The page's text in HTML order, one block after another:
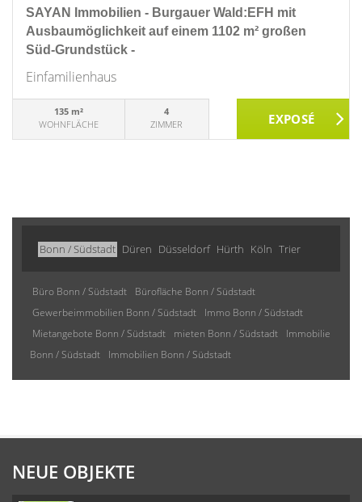
SAYAN Immobilien - Burgauer Wald:EFH mit
Ausbaumöglichkeit auf einem 1102 m² großen
Süd-Grundstück -
Einfamilienhaus
135 m²
WOHNFLÄCHE
4
ZIMMER
Bonn / Südstadt Düren Düsseldorf Hürth Köln Trier
Büro Bonn / Südstadt
Bürofläche Bonn / Südstadt
Gewerbeimmobilien Bonn / Südstadt
Immo Bonn / Südstadt
Mietangebote Bonn / Südstadt
mieten Bonn / Südstadt
Immobilie
Bonn / Südstadt
Immobilien Bonn / Südstadt
NEUE OBJEKTE